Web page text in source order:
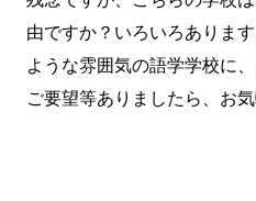
由ですか？いろいろありま
ような雰囲気の語学学校に
ご要望等ありましたら、 お